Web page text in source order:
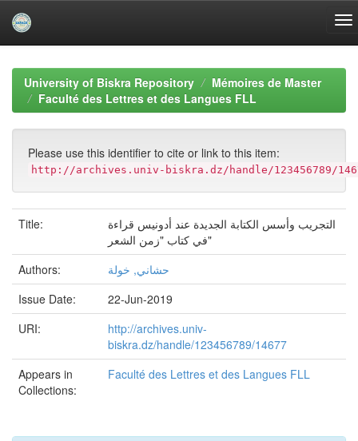
navigationUniversity of Biskra Repository
Mémoires de Master
Faculté des Lettres et des Langues FLL
Please use this identifier to cite or link to this item:
http://archives.univ-biskra.dz/handle/123456789/
Title:
التجریب وأسس الكتابة الجدیدة عند أدونیس قراءة
في كتاب "زمن الشعر"
Authors:
حشاني, خولة
Issue Date:
22-Jun-2019
URI:
http://archives.univ-
biskra.dz/handle/123456789/14677
Appears in
Collections:
Faculté des Lettres et des Langues FLL